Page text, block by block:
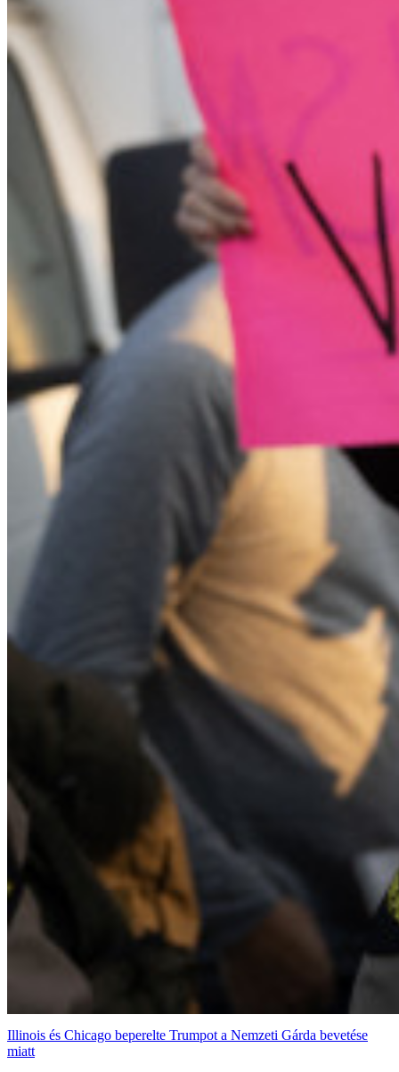
Illinois és Chicago beperelte Trumpot a Nemzeti Gárda bevetése
miatt